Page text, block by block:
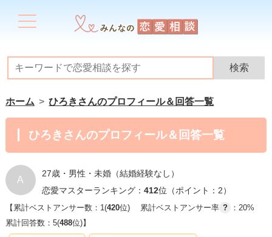
ホーム ひろきさんのプロフィール＆回答一覧
ひろきさんのプロフィール＆回答一覧
A
27歳・男性・未婚（結婚経験なし）
恋愛マスターランキング： 412位（ポイント：2）
【累計ベストアンサー数：1(420位) 累計ベストアンサー率 ?
：20%
累計回答数：5(488位)】